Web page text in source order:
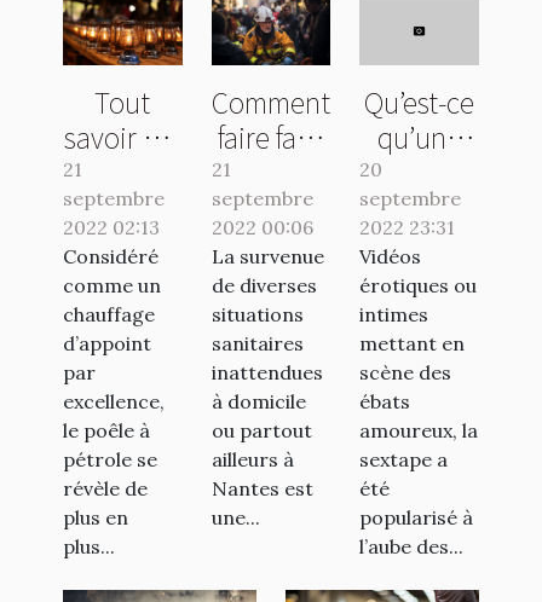
Tout
savoir sur
le poêle à
pétrole
21
septembre
2022 02:13
Considéré
comme un
chauffage
d’appoint
par
excellence,
le poêle à
pétrole se
révèle de
plus en
plus...
Comment
faire face
urgence
sanitaire
à
Nantes ?
21
septembre
2022 00:06
La survenue
de diverses
situations
sanitaires
inattendues
à domicile
ou partout
ailleurs à
Nantes est
une...
Qu’est-ce
qu’une
sextape ?
20
septembre
2022 23:31
Vidéos
érotiques ou
intimes
mettant en
scène des
ébats
amoureux, la
sextape a
été
popularisé à
l’aube des...